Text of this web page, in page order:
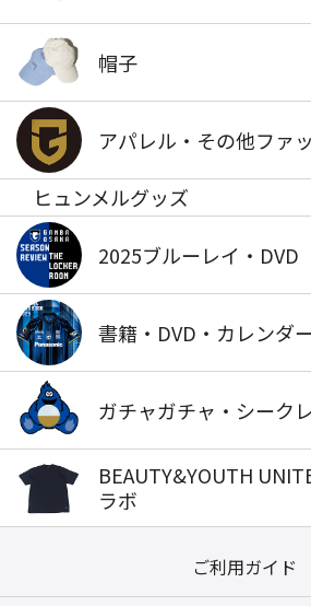
帽子
アパレル・その他ファ
ヒュンメルグッズ
2025ブルーレイ・DVD
書籍・DVD・カレンダ
ガチャガチャ・シーク
BEAUTY&YOUTH
ラボ
ご利用ガイド